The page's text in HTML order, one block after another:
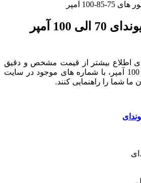
100 آمپر
قیمت بی متال هیوندای 70 الی 100 آمپر
اطلاع بیشتر از قیمت مشخص و دقیق
بی متال هیوندای 70 الی 100 آمپر، با شماره های موجود در سایت
ما شما را راهنمایی کنند.